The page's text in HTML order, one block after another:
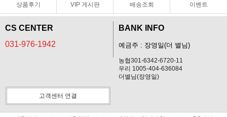
상품후기 VIP 게시판 배송조회 이벤트
CS CENTER
031-976-1942
BANK INFO
예금주 : 장영일(더 별님)
농협301-6342-6720-11
우리 1005-404-636084
더별님(장영일)
고객센터 연결